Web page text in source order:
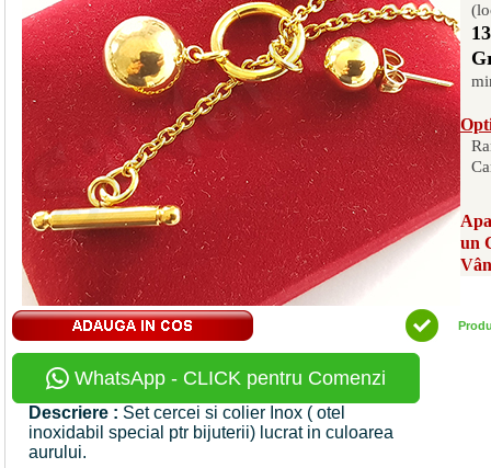
un
WhatsApp - CLICK pentru Comenzi
Descriere : Set cercei si colier Inox ( otel
inoxidabil special ptr bijuterii) lucrat in culoarea
aurului.